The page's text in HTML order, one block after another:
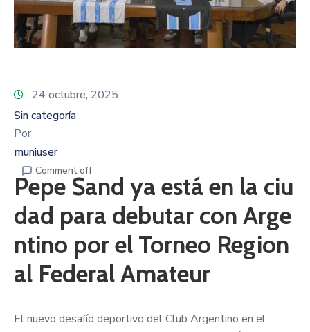
24 octubre, 2025
Sin categoría
Por
muniuser
Comment off
Pepe Sand ya está en la ciu
dad para debutar con Arge
ntino por el Torneo Region
al Federal Amateur
El nuevo desafío deportivo del Club Argentino en el